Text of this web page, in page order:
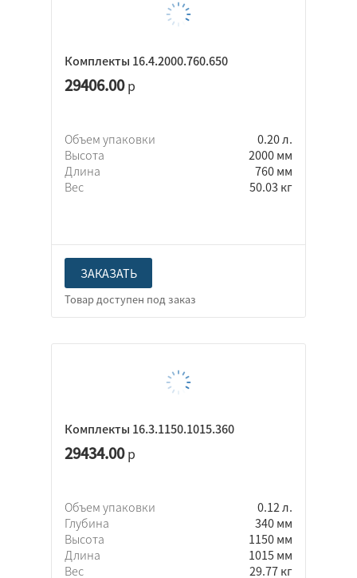
Комплекты 16.4.2000.760.650
29406.00р
Объем упаковки
0.20 л.
Высота
2000 мм
Длина
760 мм
Вес
50.03 кг
ЗАКАЗАТЬ
Комплекты 16.3.1150.1015.360
29434.00р
Объем упаковки
0.12 л.
Глубина
340 мм
Высота
1150 мм
Длина
1015 мм
Вес
29.77 кг